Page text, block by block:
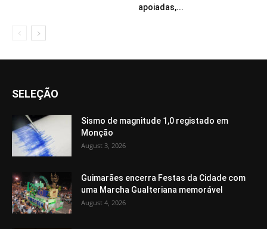
apoiadas,...
SELEÇÃO
Sismo de magnitude 1,0 registado em
Monção
August 3, 2026
Guimarães encerra Festas da Cidade com
uma Marcha Gualteriana memorável
August 4, 2026